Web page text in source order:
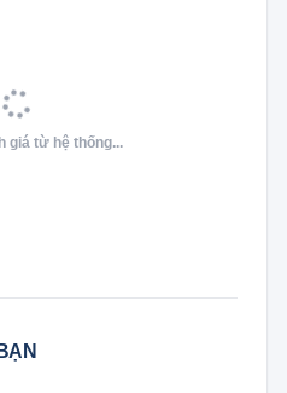
đá 159 lít)
giá từ hệ thống...